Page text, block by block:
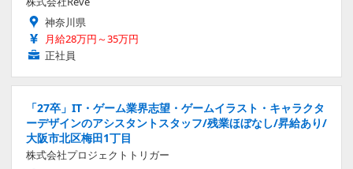
神奈川県
月給28万円～35万円
正社員
「27卒」IT・ゲーム業界志望・ゲームイラスト・キャラクタ
ーデザインのアシスタントスタッフ/残業ほぼなし/昇給あり/
大阪市北区梅田1丁目
株式会社プロジェクトトリガー